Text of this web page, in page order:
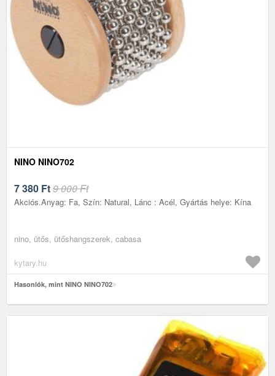
NINO NINO702
7 380 Ft9 000 Ft
Akciós.Anyag: Fa, Szín: Natural, Lánc : Acél, Gyártás helye: Kína
nino, ütős, ütőshangszerek, cabasa
kytary.hu
Hasonlók, mint NINO NINO702